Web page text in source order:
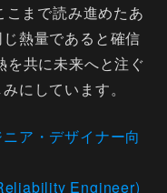
まで読み進めたあ
熱量であると確信
を共に未来へと注ぐ
にしています。
ア・デザイナー向
Engineer)